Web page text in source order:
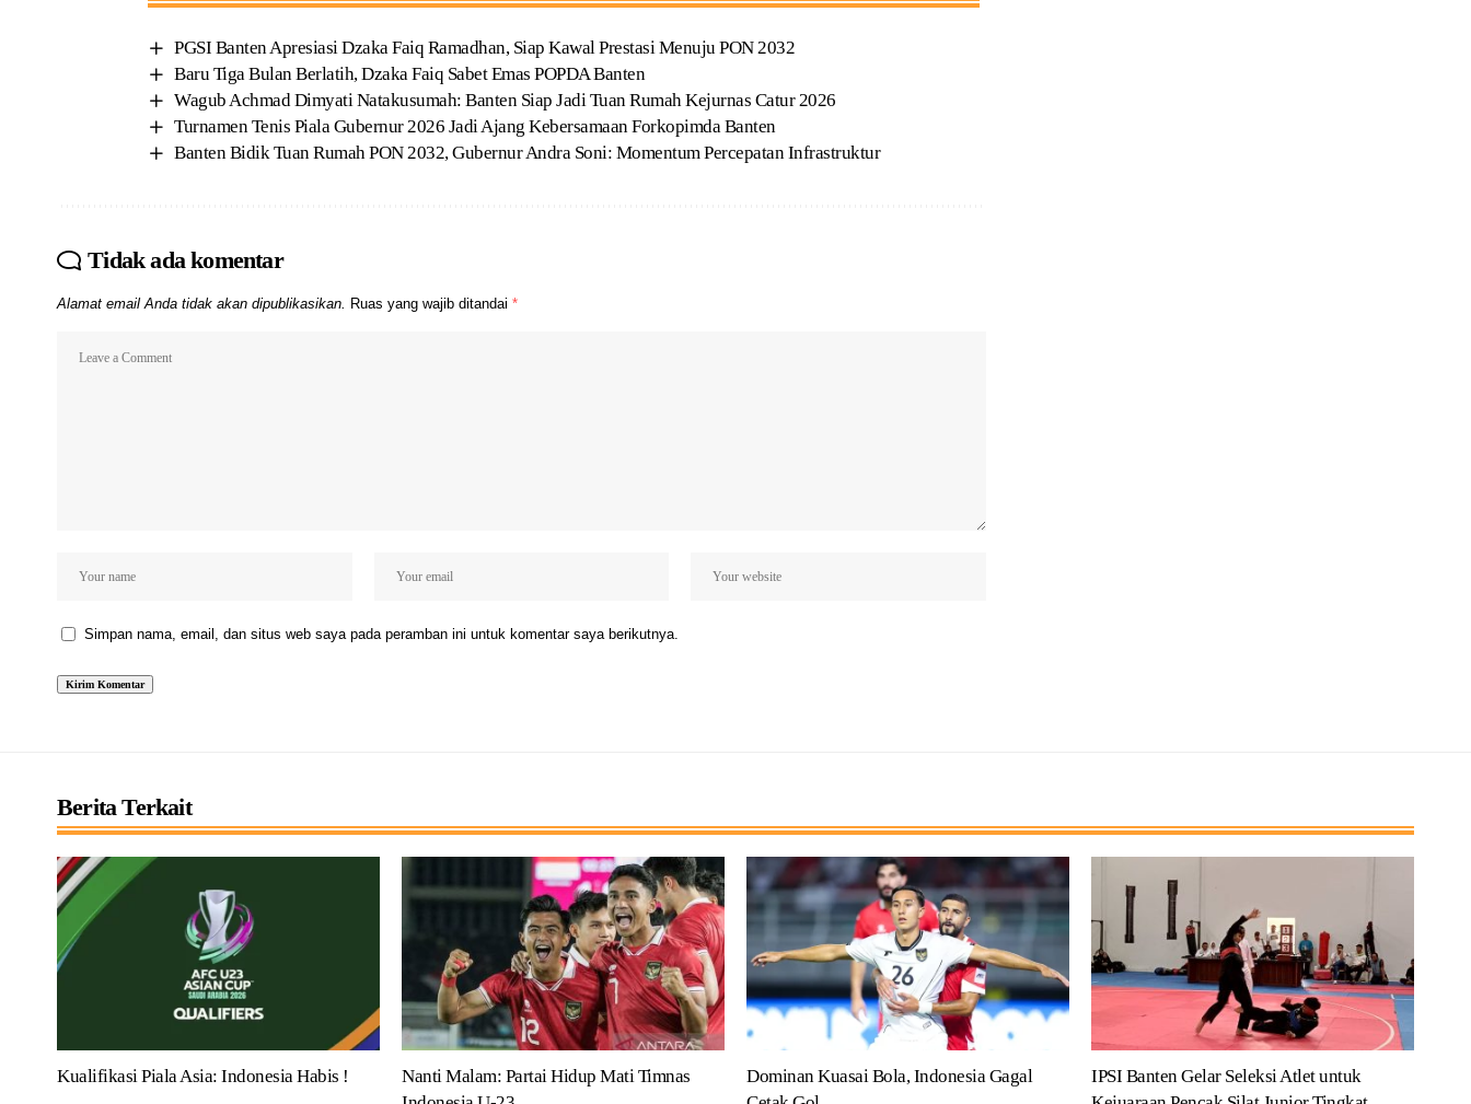
PGSI Banten Apresiasi Dzaka Faiq Ramadhan, Siap Kawal Prestasi Menuju PON 2032
Baru Tiga Bulan Berlatih, Dzaka Faiq Sabet Emas POPDA Banten
Wagub Achmad Dimyati Natakusumah: Banten Siap Jadi Tuan Rumah Kejurnas Catur 2026
Turnamen Tenis Piala Gubernur 2026 Jadi Ajang Kebersamaan Forkopimda Banten
Banten Bidik Tuan Rumah PON 2032, Gubernur Andra Soni: Momentum Percepatan Infrastruktur
Tidak ada komentar
Alamat email Anda tidak akan dipublikasikan. Ruas yang wajib ditandai *
Simpan nama, email, dan situs web saya pada peramban ini untuk komentar saya berikutnya.
Berita Terkait
Kualifikasi Piala Asia: Indonesia Habis !
Nanti Malam: Partai Hidup Mati Timnas
Dominan Kuasai Bola, Indonesia Gagal
IPSI Banten Gelar Seleksi Atlet untuk